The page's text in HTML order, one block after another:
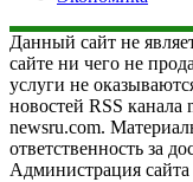
Данный сайт не
сайте ни чего не
услуги не
новостей RSS канала
newsru.com.
ответственность за
Администрация сайта